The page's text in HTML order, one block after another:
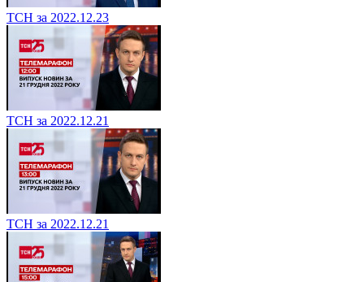
ТСН за 2022.12.23
ТСН за 2022.12.21
ТСН за 2022.12.21